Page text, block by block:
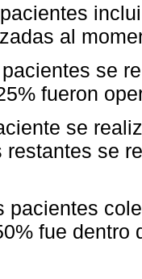
al
se
fueron
se
restantes se
pacientes
fue dentro